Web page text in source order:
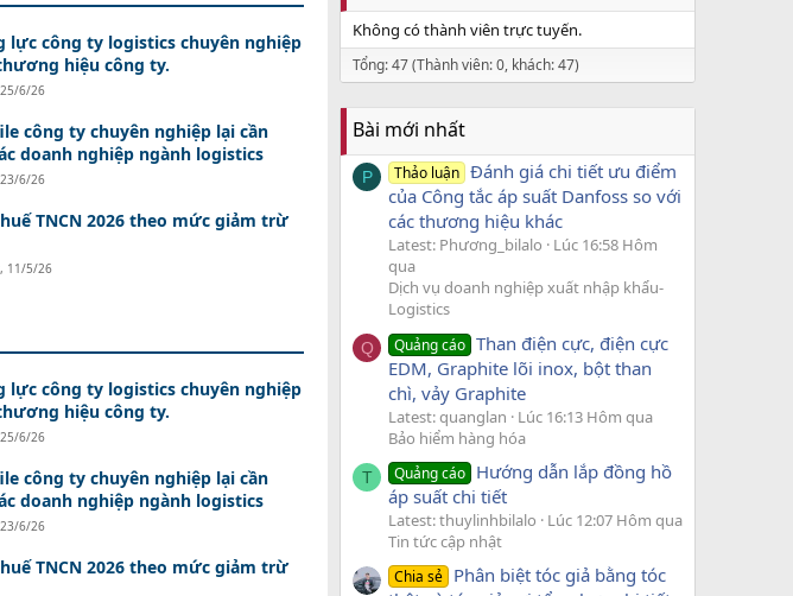
lực công ty logistics chuyên nghiệp
hiệu công ty.
25/6/26
công ty chuyên nghiệp lại cần
doanh nghiệp ngành logistics
23/6/26
TNCN 2026 theo mức giảm trừ
, 11/5/26
lực công ty logistics chuyên nghiệp
hiệu công ty.
25/6/26
công ty chuyên nghiệp lại cần
doanh nghiệp ngành logistics
23/6/26
TNCN 2026 theo mức giảm trừ
Không có thành viên trực tuyến.
Tổng: 47 (Thành viên: 0, khách: 47)
Bài mới nhất
P Thảo luận Đánh giá chi tiết ưu điểm
của Công tắc áp suất Danfoss so với
các thương hiệu khác
Latest: Phương_bilalo
Lúc 16:58 Hôm
qua
Dịch vụ doanh nghiệp xuất nhập khẩu-
Logistics
Q Quảng cáo Than điện cực, điện cực
EDM, Graphite lõi inox, bột than
chì, vảy Graphite
Latest: quanglan
Lúc 16:13 Hôm qua
Bảo hiểm hàng hóa
T Quảng cáo Hướng dẫn lắp đồng hồ
áp suất chi tiết
Latest: thuylinhbilalo
Lúc 12:07 Hôm qua
Tin tức cập nhật
Chia sẻ Phân biệt tóc giả bằng tóc